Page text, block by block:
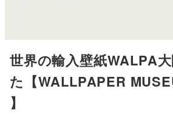
世界の輸入壁紙WALPA
た【WALLPAPER
】